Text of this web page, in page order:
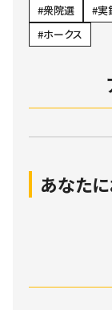
衆院選 実
ホークス
あなた